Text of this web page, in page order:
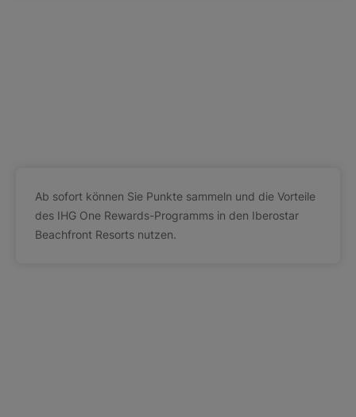
Ab sofort können Sie Punkte sammeln und die Vorteile
des IHG One Rewards-Programms in den Iberostar
Beachfront Resorts nutzen.